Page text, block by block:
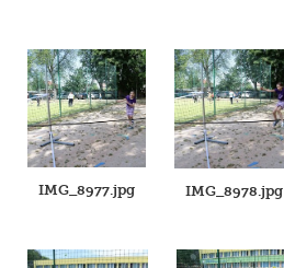
IMG_8977.jpg IMG_8978.jpg